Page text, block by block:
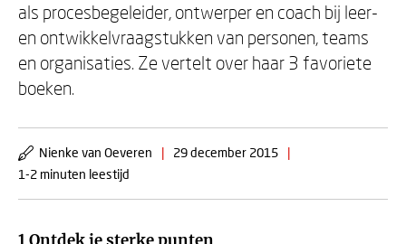
als procesbegeleider, ontwerper en coach bij leer-
en ontwikkelvraagstukken van personen, teams
en organisaties. Ze vertelt over haar 3 favoriete
boeken.
Nienke van Oeveren | 29 december 2015
|
1-2 minuten leestijd